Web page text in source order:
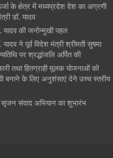
के क्षेत्र में मध्यप्रदेश देश का अग्रणी
डॉ. यादव
यादव की जनोन्मुखी पहल
ने पूर्व विदेश मंत्री श्रीमती सुषमा
पर श्रद्धांजलि अर्पित की
तथा हितग्राही मूलक योजनाओं को
बनाने के लिए अनुशंसाएं देने उच्च स्तरीय
संवाद अभियान का शुभारंभ